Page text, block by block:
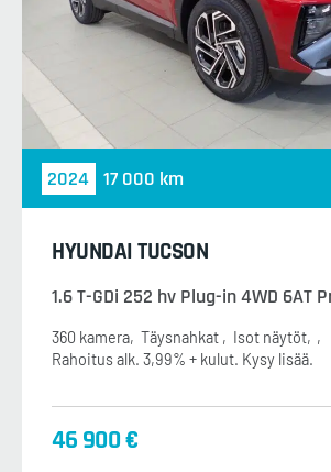
2024 17 000 km
HYUNDAI TUCSON
1.6 T-GDi 252 hv Plug-in 4WD 6AT
360 kamera Täysnahkat
Isot näytöt
Rahoitus alk. 3,99% + kulut. Kysy lisää.
46 900 €